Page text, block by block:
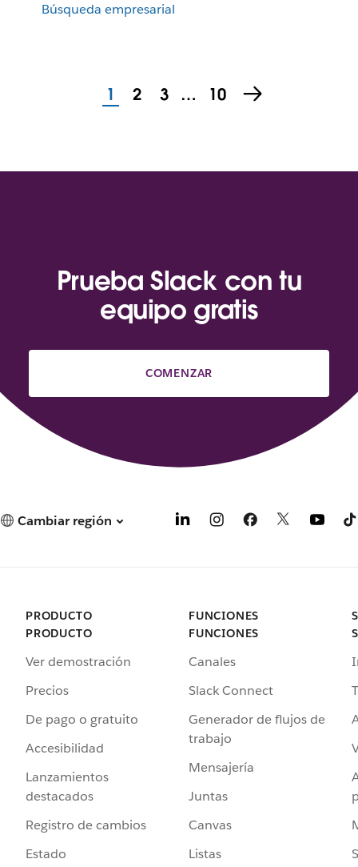
Búsqueda empresarial
1 2 3 … 10
Prueba Slack con tu
equipo gratis
COMENZAR
Cambiar región
PRODUCTO
PRODUCTO
Ver demostración
Precios
De pago o gratuito
Accesibilidad
Lanzamientos
destacados
Registro de cambios
Estado
FUNCIONES
FUNCIONES
Canales
Slack Connect
Generador de flujos de
trabajo
Mensajería
Juntas
Canvas
Listas